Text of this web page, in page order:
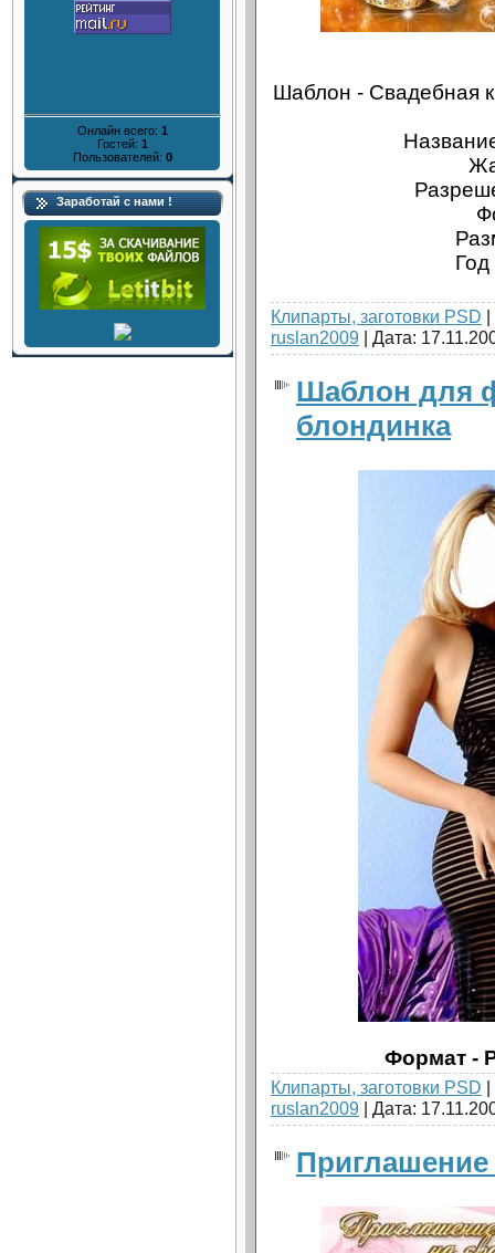
Онлайн всего: 1
Гостей: 1
Пользователей: 0
Заработай с нами !
Шаблон - Cвадебная
Клипарты, заготовки PSD
ruslan2009 | Дата:
Шаблон для
блондинка
Формат -
Клипарты, заготовки PSD
ruslan2009 | Дата: